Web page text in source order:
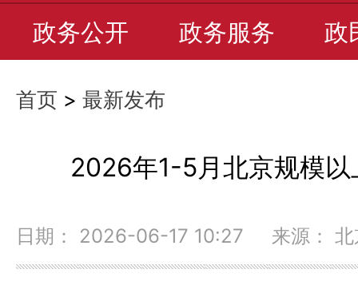
政务公开 政务服务 政
首页 > 最新发布
2026年1-5月北京规模
日期： 2026-06-17 10:27 来源： 北